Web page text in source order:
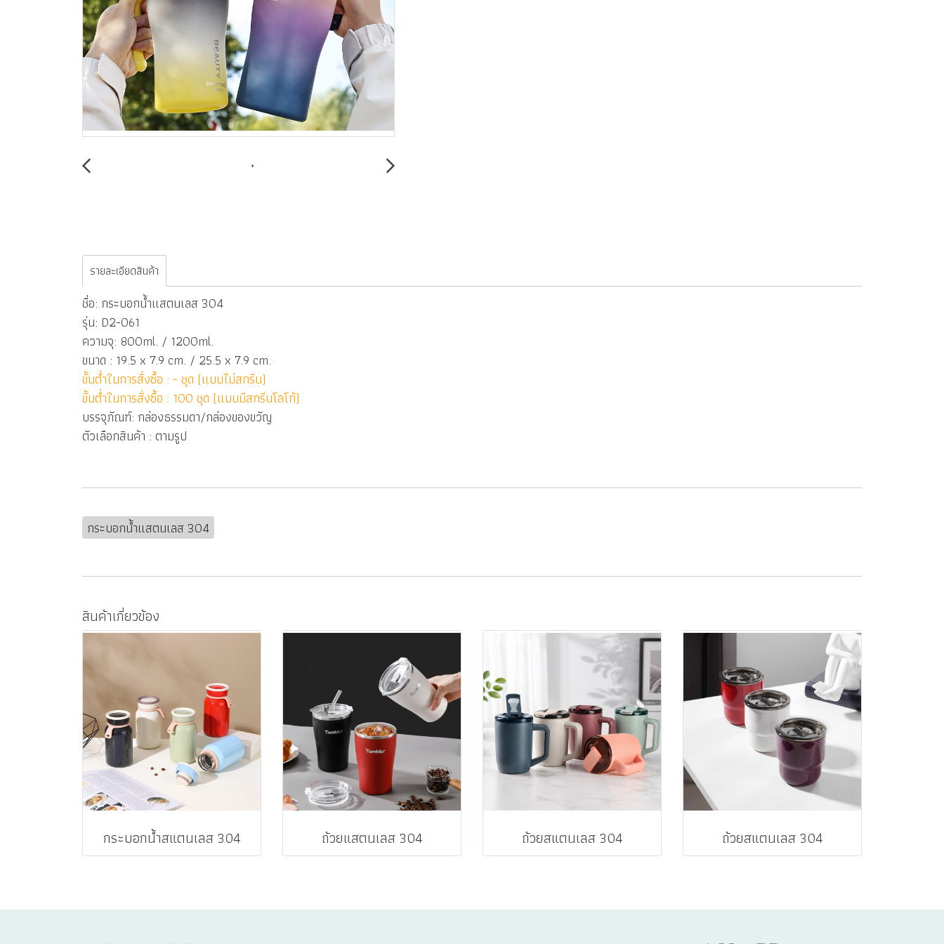
รายละเอียดสินค้า
ชื่อ: กระบอกน้ำแสตนเลส 304
รุ่น: D2-061
ความจุ: 800ml. / 1200ml.
ขนาด : 19.5 x 7.9 cm. / 25.5 x 7.9 cm.
ขั้นต่ำในการสั่งซื้อ : - ชุด (แบบไม่สกรีน)
ขั้นต่ำในการสั่งซื้อ : 100 ชุด (แบบมีสกรีนโลโก้)
บรรจุภัณฑ์: กล่องธรรมดา/กล่องของขวัญ
ตัวเลือกสินค้า : ตามรูป
กระบอกน้ำแสตนเลส 304
สินค้าเกี่ยวข้อง
กระบอกน้ำสแตนเลส 304 ถ้วยแสตนเลส 304 ถ้วยสแตนเลส 304 ถ้วยสแตนเลส 304